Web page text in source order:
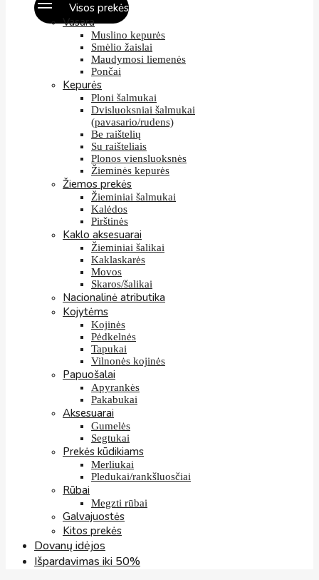
Visos prekės
Vasara
Muslino kepurės
Smėlio žaislai
Maudymosi liemenės
Pončai
Kepurės
Ploni šalmukai
Dvisluoksniai šalmukai
(pavasario/rudens)
Be raištelių
Su raišteliais
Plonos viensluoksnės
Žieminės kepurės
Žiemos prekės
Žieminiai šalmukai
Kalėdos
Pirštinės
Kaklo aksesuarai
Žieminiai šalikai
Kaklaskarės
Movos
Skaros/šalikai
Nacionalinė atributika
Kojytėms
Kojinės
Pėdkelnės
Tapukai
Vilnonės kojinės
Papuošalai
Apyrankės
Pakabukai
Aksesuarai
Gumelės
Segtukai
Prekės kūdikiams
Merliukai
Pledukai/rankšluosčiai
Rūbai
Megzti rūbai
Galvajuostės
Kitos prekės
Dovanų idėjos
Išpardavimas iki 50%